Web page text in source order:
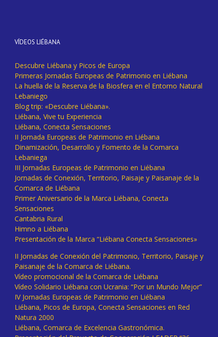
VÍDEOS LIÉBANA
Descubre Liébana y Picos de Europa
Primeras Jornadas Europeas de Patrimonio en Liébana
La huella de la Reserva de la Biosfera en el Entorno Natural
Lebaniego
Blog trip: «Descubre Liébana».
Liébana, Vive tu Experiencia
Liébana, Conecta Sensaciones
II Jornada Europeas de Patrimonio en Liébana
Dinamización, Desarrollo y Fomento de la Comarca
Lebaniega
III Jornadas Europeas de Patrimonio en Liébana
Jornadas de Conexión, Territorio, Paisaje y Paisanaje de la
Comarca de Liébana
Primer Aniversario de la Marca Liébana, Conecta
Sensaciones
Cantabria Rural
Himno a Liébana
Presentación de la Marca “Liébana Conecta Sensaciones»
II Jornadas de Conexión del Patrimonio, Territorio, Paisaje y
Paisanaje de la Comarca de Liébana.
Vídeo promocional de la Comarca de Liébana
Vídeo Solidario Liébana con Ucrania: “Por un Mundo Mejor”
IV Jornadas Europeas de Patrimonio en Liébana
Liébana, Picos de Europa, Conecta Sensaciones en Red
Natura 2000
Liébana, Comarca de Excelencia Gastronómica.